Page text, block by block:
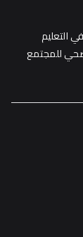
التعليم
للمجتمع